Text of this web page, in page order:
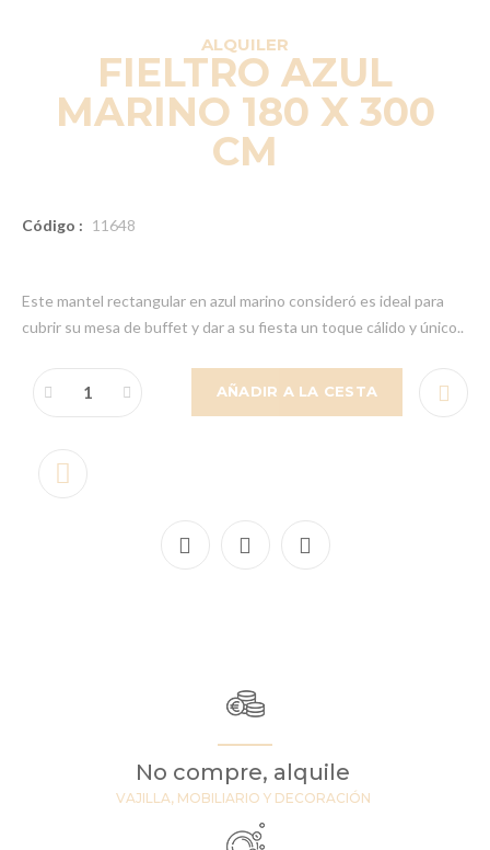
ALQUILER
FIELTRO AZUL
MARINO 180 X 300
CM
Código : 11648
Este mantel rectangular en azul marino consideró es ideal para
cubrir su mesa de buffet y dar a su fiesta un toque cálido y único..
AÑADIR A LA CESTA
No compre, alquile
VAJILLA, MOBILIARIO Y DECORACIÓN